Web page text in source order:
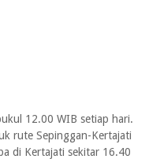
12.00 WIB setiap hari.
rute Sepinggan-Kertajati
di Kertajati sekitar 16.40